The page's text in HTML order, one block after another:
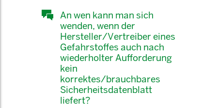
An wen kann man sich
wenden, wenn der
Hersteller/Vertreiber eines
Gefahrstoffes auch nach
wiederholter Aufforderung
kein
korrektes/brauchbares
Sicherheitsdatenblatt
liefert?